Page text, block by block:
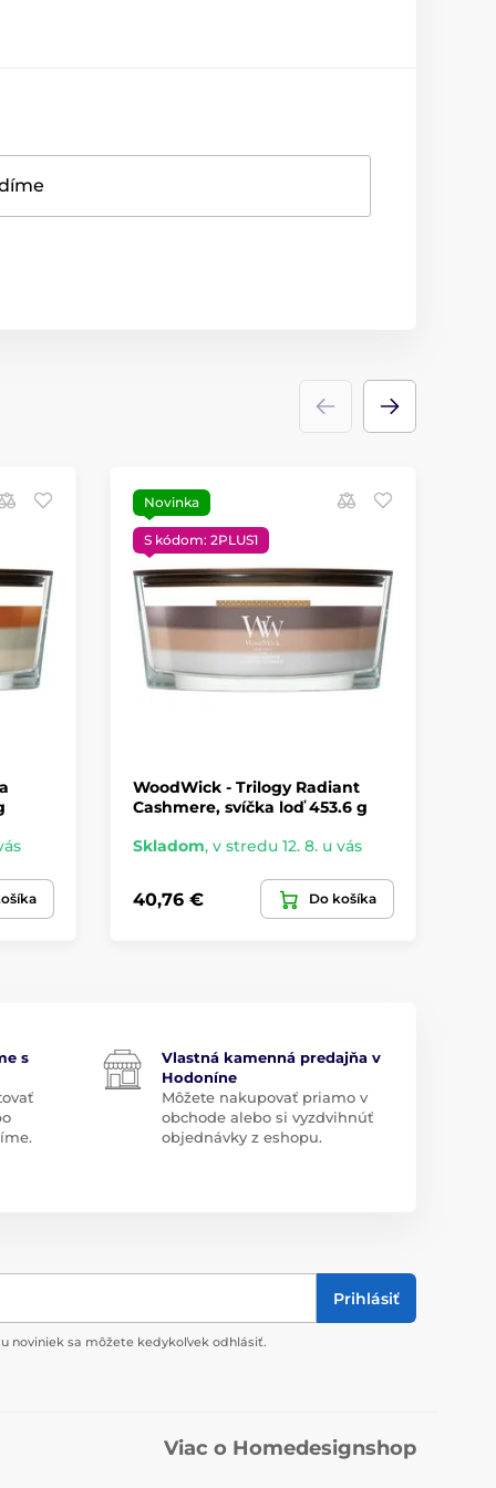
Novinka
S kódom: 2PLUS1
WoodWick - Trilogy Radiant
Cashmere, svíčka loď 453.6 g
Skladom, v stredu 12. 8. u vás
40,76 € Do košíka
s
Vlastná kamenná predajňa v
Hodoníne
Môžete nakupovať priamo v
obchode alebo si vyzdvihnúť
objednávky z eshopu.
Prihlásiť
noviniek sa môžete kedykoľvek odhlásiť.
Viac o Homedesignshop